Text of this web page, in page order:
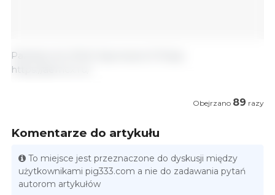
Październik 2024/ Agroexport/ Rosja.
https://aemcx.ru/
Obejrzano 89 razy
Komentarze do artykułu
To miejsce jest przeznaczone do dyskusji między
użytkownikami pig333.com a nie do zadawania pytań
autorom artykułów